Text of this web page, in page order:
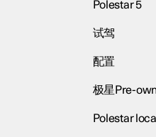
Polestar 5
试驾
配置
极星Pre-
Polestar